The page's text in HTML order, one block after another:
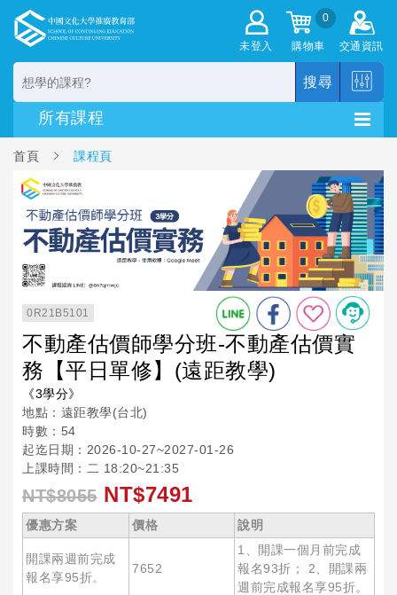
未登入
0
購物車 交通資訊
搜尋
首頁 課程頁
0R21B5101
不動產估價師學分班-不動產估價實
務【平日單修】(遠距教學)
《3學分》
地點：遠距教學(台北)
時數：54
起迄日期：2026-10-27~2027-01-26
上課時間：二 18:20~21:35
NT$8055 NT$7491
優惠方案 價格 說明
開課兩週前完成
報名享95折。
7652
1、開課一個月前完成
報名93折； 2、開課兩
週前完成報名享95折。